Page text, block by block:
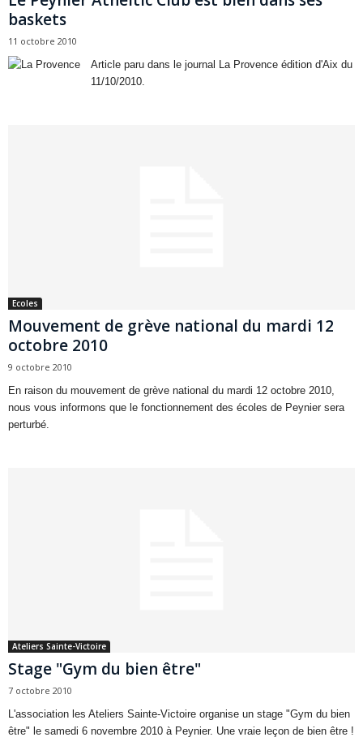
baskets
11 octobre 2010
Article paru dans le journal La Provence édition d'Aix du
11/10/2010.
Ecoles
Mouvement de grève national du mardi 12
octobre 2010
9 octobre 2010
En raison du mouvement de grève national du mardi 12 octobre 2010,
nous vous informons que le fonctionnement des écoles de Peynier sera
perturbé.
Ateliers Sainte-Victoire
Stage "Gym du bien être"
7 octobre 2010
L'association les Ateliers Sainte-Victoire organise un stage "Gym du bien
être" le samedi 6 novembre 2010 à Peynier. Une vraie leçon de bien être !